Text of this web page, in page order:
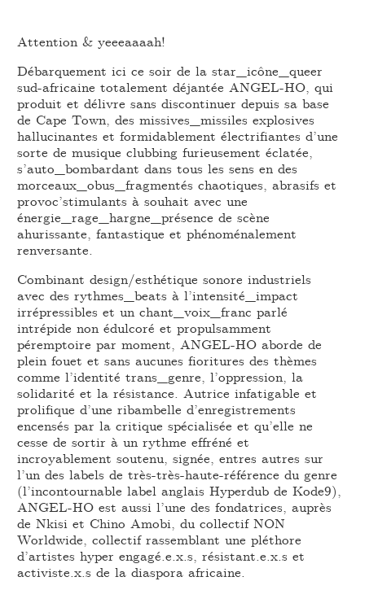
Attention & yeeeaaaah!
Débarquement ici ce soir de la star_icône_queer
sud-africaine totalement déjantée ANGEL-HO, qui
produit et délivre sans discontinuer depuis sa base
de Cape Town, des missives_missiles explosives
hallucinantes et formidablement électrifiantes d’une
sorte de musique clubbing furieusement éclatée,
s’auto_bombardant dans tous les sens en des
morceaux_obus_fragmentés chaotiques, abrasifs et
provoc’stimulants à souhait avec une
énergie_rage_hargne_présence de scène
ahurissante, fantastique et phénoménalement
renversante.
Combinant design/esthétique sonore industriels
avec des rythmes_beats à l’intensité_impact
irrépressibles et un chant_voix_franc parlé
intrépide non édulcoré et propulsamment
péremptoire par moment, ANGEL-HO aborde de
plein fouet et sans aucunes fioritures des thèmes
comme l’identité trans_genre, l’oppression, la
solidarité et la résistance. Autrice infatigable et
prolifique d’une ribambelle d’enregistrements
encensés par la critique spécialisée et qu’elle ne
cesse de sortir à un rythme effréné et
incroyablement soutenu, signée, entres autres sur
l’un des labels de très-très-haute-référence du genre
(l’incontournable label anglais Hyperdub de Kode9),
ANGEL-HO est aussi l’une des fondatrices, auprès
de Nkisi et Chino Amobi, du collectif NON
Worldwide, collectif rassemblant une pléthore
d’artistes hyper engagé.e.x.s, résistant.e.x.s et
activiste.x.s de la diaspora africaine.